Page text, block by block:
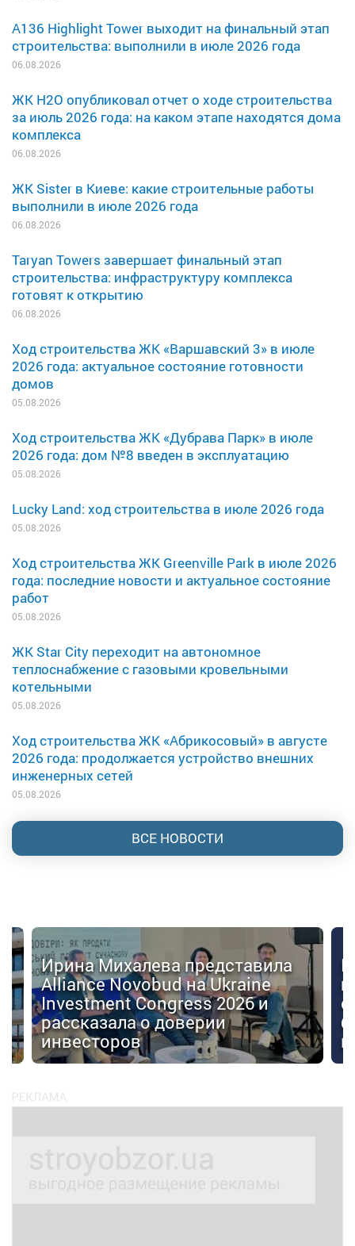
A136 Highlight Tower выходит на финальный этап
строительства: выполнили в июле 2026 года
06.08.2026
ЖК H2O опубликовал отчет о ходе строительства
за июль 2026 года: на каком этапе находятся дома
комплекса
06.08.2026
ЖК Sister в Киеве: какие строительные работы
выполнили в июле 2026 года
06.08.2026
Taryan Towers завершает финальный этап
строительства: инфраструктуру комплекса
готовят к открытию
06.08.2026
Ход строительства ЖК «Варшавский 3» в июле
2026 года: актуальное состояние готовности
домов
05.08.2026
Ход строительства ЖК «Дубрава Парк» в июле
2026 года: дом №8 введен в эксплуатацию
05.08.2026
Lucky Land: ход строительства в июле 2026 года
05.08.2026
Ход строительства ЖК Greenville Park в июле 2026
года: последние новости и актуальное состояние
работ
05.08.2026
ЖК Star City переходит на автономное
теплоснабжение с газовыми кровельными
котельными
05.08.2026
Ход строительства ЖК «Абрикосовый» в августе
2026 года: продолжается устройство внешних
инженерных сетей
05.08.2026
ВСЕ НОВОСТИ
Ирина Михалева представила
Alliance Novobud на Ukraine
Investment Congress 2026 и
рассказала о доверии
инвесторов